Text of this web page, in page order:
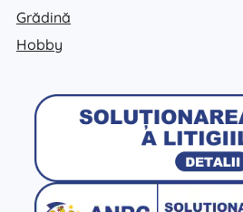
Grădină
Hobby